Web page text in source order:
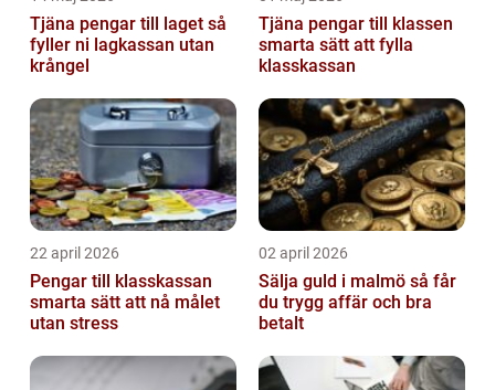
Tjäna pengar till laget så
fyller ni lagkassan utan
krångel
Tjäna pengar till klassen
smarta sätt att fylla
klasskassan
22 april 2026
Pengar till klasskassan
smarta sätt att nå målet
utan stress
02 april 2026
Sälja guld i malmö så får
du trygg affär och bra
betalt